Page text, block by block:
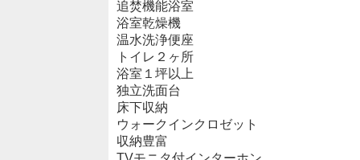
追焚機能浴室
浴室乾燥機
温水洗浄便座
トイレ２ヶ所
浴室１坪以上
独立洗面台
床下収納
ウォークインクロゼット
収納豊富